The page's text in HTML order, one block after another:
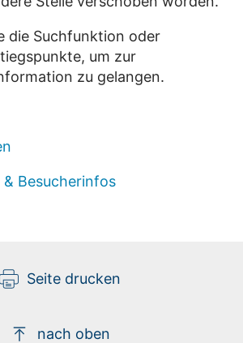
die Suchfunktion oder
um zur
zu gelangen.
Besucherinfos
Seite drucken
nach oben